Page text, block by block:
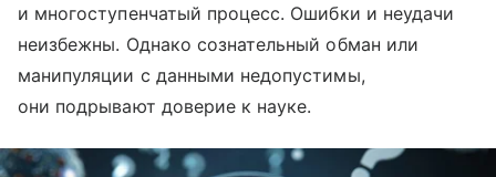
и многоступенчатый процесс. Ошибки и неудачи
неизбежны. Однако сознательный обман или
манипуляции с данными недопустимы,
они подрывают доверие к науке.